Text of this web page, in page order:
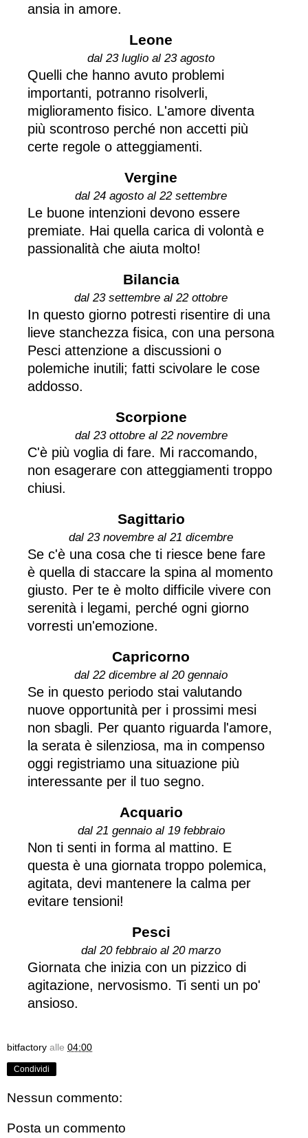
ansia in amore.
Leone
dal 23 luglio al 23 agosto
Quelli che hanno avuto problemi
importanti, potranno risolverli,
miglioramento fisico. L'amore diventa
più scontroso perché non accetti più
certe regole o atteggiamenti.
Vergine
dal 24 agosto al 22 settembre
Le buone intenzioni devono essere
premiate. Hai quella carica di volontà e
passionalità che aiuta molto!
Bilancia
dal 23 settembre al 22 ottobre
In questo giorno potresti risentire di una
lieve stanchezza fisica, con una persona
Pesci attenzione a discussioni o
polemiche inutili; fatti scivolare le cose
addosso.
Scorpione
dal 23 ottobre al 22 novembre
C'è più voglia di fare. Mi raccomando,
non esagerare con atteggiamenti troppo
chiusi.
Sagittario
dal 23 novembre al 21 dicembre
Se c'è una cosa che ti riesce bene fare
è quella di staccare la spina al momento
giusto. Per te è molto difficile vivere con
serenità i legami, perché ogni giorno
vorresti un'emozione.
Capricorno
dal 22 dicembre al 20 gennaio
Se in questo periodo stai valutando
nuove opportunità per i prossimi mesi
non sbagli. Per quanto riguarda l'amore,
la serata è silenziosa, ma in compenso
oggi registriamo una situazione più
interessante per il tuo segno.
Acquario
dal 21 gennaio al 19 febbraio
Non ti senti in forma al mattino. E
questa è una giornata troppo polemica,
agitata, devi mantenere la calma per
evitare tensioni!
Pesci
dal 20 febbraio al 20 marzo
Giornata che inizia con un pizzico di
agitazione, nervosismo. Ti senti un po'
ansioso.
bitfactory alle 04:00
Condividi
Nessun commento:
Posta un commento